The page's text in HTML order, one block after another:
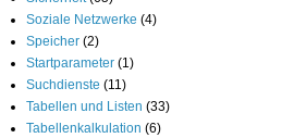
Soziale Netzwerke (4)
Speicher (2)
Startparameter (1)
Suchdienste (11)
Tabellen und Listen (33)
Tabellenkalkulation (6)